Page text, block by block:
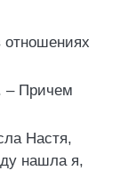
– Причем
Настя,
нашла я,